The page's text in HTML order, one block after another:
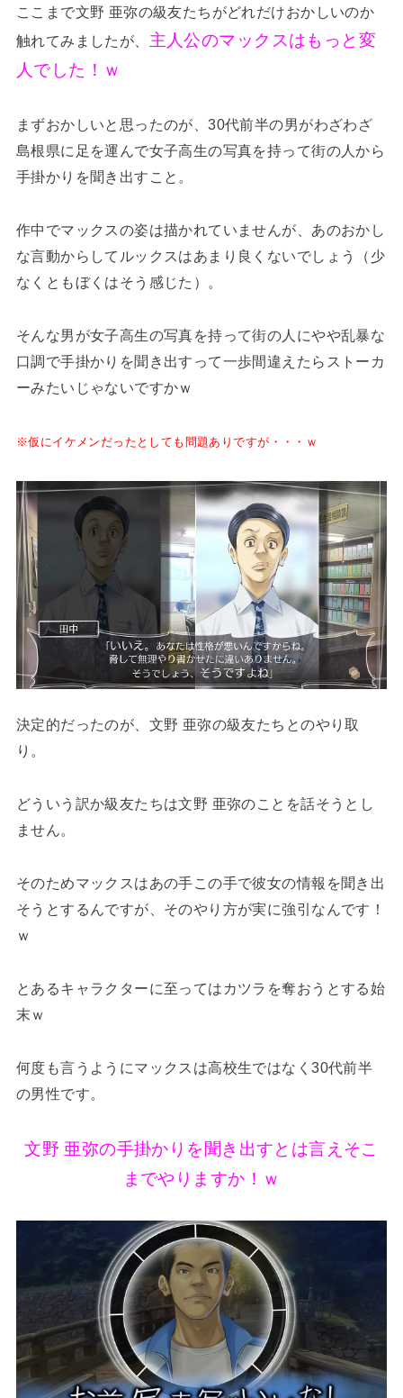
ここまで文野 亜弥の級友たちがどれだけおかしいのか
触れてみましたが、 主人公のマックスはもっと変
人でした！ｗ
まずおかしいと思ったのが、30代前半の男がわざわざ
島根県に足を運んで女子高生の写真を持って街の人から
手掛かりを聞き出すこと。
作中でマックスの姿は描かれていませんが、あのおかし
な言動からしてルックスはあまり良くないでしょう（少
なくともぼくはそう感じた）。
そんな男が女子高生の写真を持って街の人にやや乱暴な
口調で手掛かりを聞き出すって一歩間違えたらストーカ
ーみたいじゃないですかｗ
※仮にイケメンだったとしても問題ありですが・・・ｗ
決定的だったのが、文野 亜弥の級友たちとのやり取
り。
どういう訳か級友たちは文野 亜弥のことを話そうとし
ません。
そのためマックスはあの手この手で彼女の情報を聞き出
そうとするんですが、そのやり方が実に強引なんです！
ｗ
とあるキャラクターに至ってはカツラを奪おうとする始
末ｗ
何度も言うようにマックスは高校生ではなく30代前半
の男性です。
文野 亜弥の手掛かりを聞き出すとは言えそこ
までやりますか！ｗ